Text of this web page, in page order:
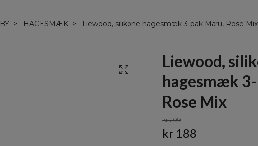
HAGESMÆK Liewood, silikone hagesmæk 3-pak Maru, Rose Mix
Liewood,
hagesmæk
Rose Mix
kr 209
kr 188